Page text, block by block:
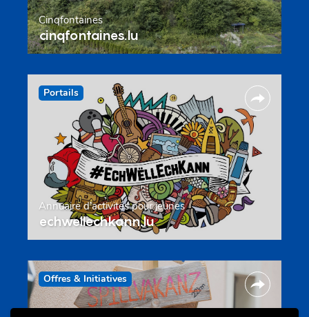
Cinqfontaines
cinqfontaines.lu
Portails
Annuaire d’activités pour jeunes
echwellechkann.lu
Offres & Initiatives